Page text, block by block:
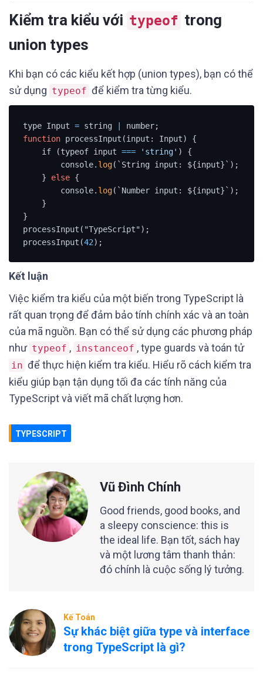
Kiểm tra kiểu với typeof trong
union types
Khi bạn có các kiểu kết hợp (union types), bạn có thể
sử dụng typeof để kiểm tra từng kiểu.
type Input = string |
function processInput(input: Input) {
    if (typeof input
=== 'string' ) {
        console.
log(`String input: ${input}`);
    }
else {
        console.
log(`Number input: ${input}`);
}
processInput("TypeScript");
processInput(42);
Kết luận
Việc kiểm tra kiểu của một biến trong TypeScript là
rất quan trọng để đảm bảo tính chính xác và an toàn
của mã nguồn. Bạn có thể sử dụng các phương pháp
như typeof , instanceof , type guards và toán tử
in để thực hiện kiểm tra kiểu. Hiểu rõ cách kiểm tra
kiểu giúp bạn tận dụng tối đa các tính năng của
TypeScript và viết mã chất lượng hơn.
TYPESCRIPT
Vũ Đình Chính
Good friends, good books, and
a sleepy conscience: this is
the ideal life. Bạn tốt, sách hay
và một lương tâm thanh thản:
đó chính là cuộc sống lý tưởng.
Kế Toán
Sự khác biệt giữa type và interface
trong TypeScript là gì?